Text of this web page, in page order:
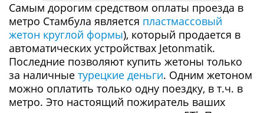
Самым дорогим средством оплаты проезда в
метро Стамбула является пластмассовый
жетон круглой формы), который продается в
автоматических устройствах Jetonmatik.
Последние позволяют купить жетоны только
за наличные турецкие деньги. Одним жетоном
можно оплатить только одну поездку, в т.ч. в
метро. Это настоящий пожиратель ваших